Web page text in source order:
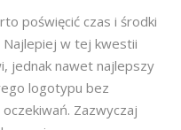
poświęcić czas i środki
w tej kwestii
jednak nawet najlepszy
logotypu bez
Zazwyczaj